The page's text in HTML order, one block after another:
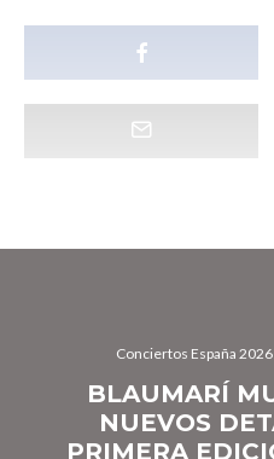
Conciertos España 2026
BLAUMARÍ
NUEVOS
PRIMERA